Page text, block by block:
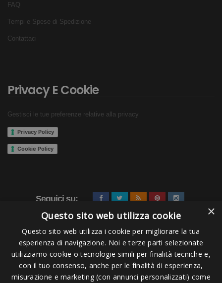
FAQ
Tempi e Spese di Spedizione
Contattaci
Privacy E Cookie
Gestisci le tue preferenze relative alla privacy
Privacy Policy
Cookie Policy
Seguici su:
×
Questo sito web utilizza cookie
Questo sito web utilizza i cookie per migliorare la tua
esperienza di navigazione. Noi e terze parti selezionate
utilizziamo cookie o tecnologie simili per finalità tecniche e,
con il tuo consenso, anche per le finalità di esperienza,
misurazione e marketing (con annunci personalizzati) come